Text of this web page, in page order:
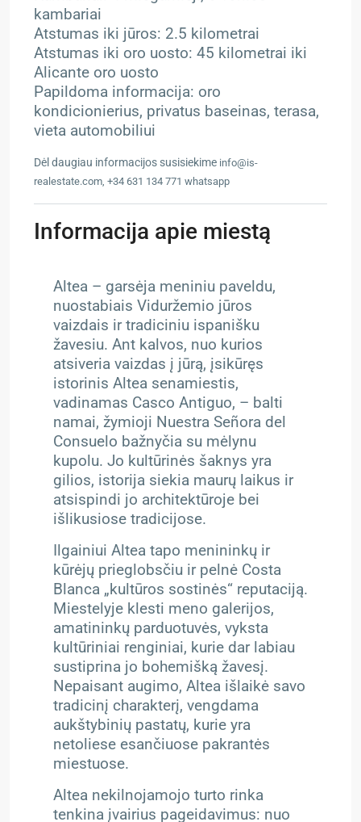
kambariai
Atstumas iki jūros: 2.5 kilometrai
Atstumas iki oro uosto: 45 kilometrai iki
Alicante oro uosto
Papildoma informacija: oro
kondicionierius, privatus baseinas, terasa,
vieta automobiliui
Dėl daugiau informacijos susisiekime info@is-
realestate.com, +34 631 134 771 whatsapp
Informacija apie miestą
Altea – garsėja meniniu paveldu,
nuostabiais Viduržemio jūros
vaizdais ir tradiciniu ispanišku
žavesiu. Ant kalvos, nuo kurios
atsiveria vaizdas į jūrą, įsikūręs
istorinis Altea senamiestis,
vadinamas Casco Antiguo, – balti
namai, žymioji Nuestra Señora del
Consuelo bažnyčia su mėlynu
kupolu. Jo kultūrinės šaknys yra
gilios, istorija siekia maurų laikus ir
atsispindi jo architektūroje bei
išlikusiose tradicijose.
Ilgainiui Altea tapo menininkų ir
kūrėjų prieglobsčiu ir pelnė Costa
Blanca „kultūros sostinės“ reputaciją.
Miestelyje klesti meno galerijos,
amatininkų parduotuvės, vyksta
kultūriniai renginiai, kurie dar labiau
sustiprina jo bohemišką žavesį.
Nepaisant augimo, Altea išlaikė savo
tradicinį charakterį, vengdama
aukštybinių pastatų, kurie yra
netoliese esančiuose pakrantės
miestuose.
Altea nekilnojamojo turto rinka
tenkina įvairius pageidavimus: nuo